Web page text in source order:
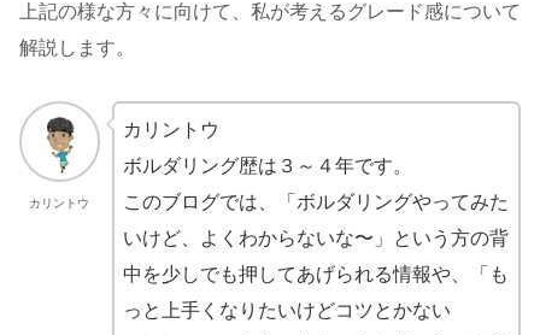
上記の様な方々に向けて、私が考えるグレード感について
解説します。
カリントウ
カリントウ
ボルダリング歴は３～４年です。
このブログでは、「ボルダリングやってみた
いけど、よくわからないな〜」という方の背
中を少しでも押してあげられる情報や、「も
っと上手くなりたいけどコツとかない